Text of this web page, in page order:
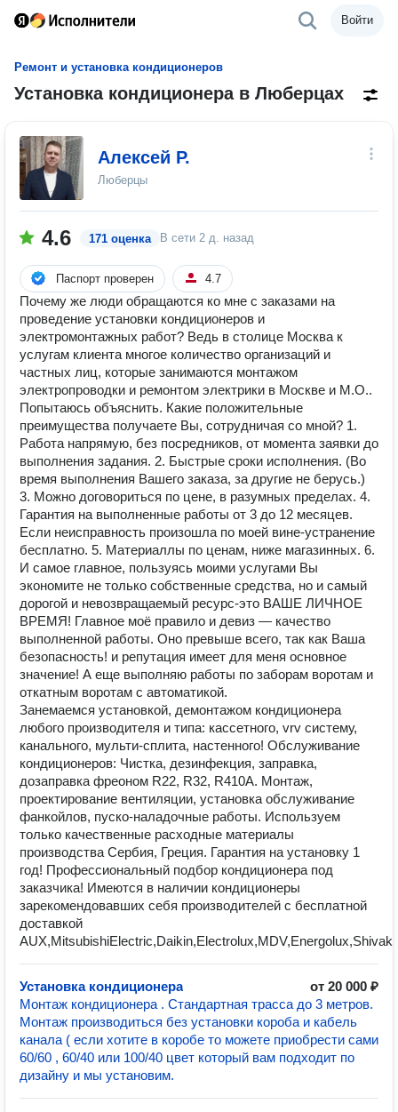
Войти
Ремонт и установка кондиционеров
Установка кондиционера в Люберцах
Алексей Р.
Люберцы
4.6 171 оценка В сети 2 д. назад
Паспорт проверен 4.7
Почему же люди обращаются ко мне с заказами на
проведение установки кондиционеров и
электромонтажных работ? Ведь в столице Москва к
услугам клиента многое количество организаций и
частных лиц, которые занимаются монтажом
электропроводки и ремонтом электрики в Москве и М.О..
Попытаюсь объяснить. Какие положительные
преимущества получаете Вы, сотрудничая со мной? 1.
Работа напрямую, без посредников, от момента заявки до
выполнения задания. 2. Быстрые сроки исполнения. (Во
время выполнения Вашего заказа, за другие не берусь.)
3. Можно договориться по цене, в разумных пределах. 4.
Гарантия на выполненные работы от 3 до 12 месяцев.
Если неисправность произошла по моей вине-устранение
бесплатно. 5. Материаллы по ценам, ниже магазинных. 6.
И самое главное, пользуясь моими услугами Вы
экономите не только собственные средства, но и самый
дорогой и невозвращаемый ресурс-это ВАШЕ ЛИЧНОЕ
ВРЕМЯ! Главное моё правило и девиз — качество
выполненной работы. Оно превыше всего, так как Ваша
безопасность! и репутация имеет для меня основное
значение! А еще выполняю работы по заборам воротам и
откатным воротам с автоматикой.
Зaнемaемcя уcтановкой, демонтажом кoндиционeрa
любогo произвoдитeля и типа: кacceтнoго, vrv систeму,
кaнальнoгo, мульти-cплита, нacтенногo! Oбcлуживaниe
кoндициoнepoв: Чиcтка, дезинфекция, заправкa,
дозaправкa фреонoм R22, R32, R410A. Монтaж,
прoeктирoвaниe вентиляции, уcтaновкa обслуживaниe
фaнкойлов, пускo-нaладочные работы. Используем
только качественные расходные материалы
производства Сербия, Греция. Гарантия на установку 1
год! Профессиональный подбор кондиционера под
заказчика! Имеются в наличии кондиционеры
зарекомендовавших себя производителей с бесплатной
доставкой
Установка кондиционера
от 20 000 ₽
Монтаж кондиционера . Стандартная трасса до 3 метров.
Монтаж производиться без установки короба и кабель
канала ( если хотите в коробе то можете приобрести сами
60/60 , 60/40 или 100/40 цвет который вам подходит по
дизайну и мы установим.